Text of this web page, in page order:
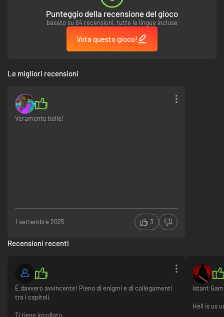
Punteggio della recensione del gioco
basato su 64 recensioni, tutte le lingue incluse
Vota questo gioco!
Le migliori recensioni
Veramente bello!
1 settembre 2025 3
Recensioni recenti
È davvero avvincente! Pieno di enigmi e di collegamenti
tra i capitoli.
Ti tiene incollato.
Istant
Hell is us